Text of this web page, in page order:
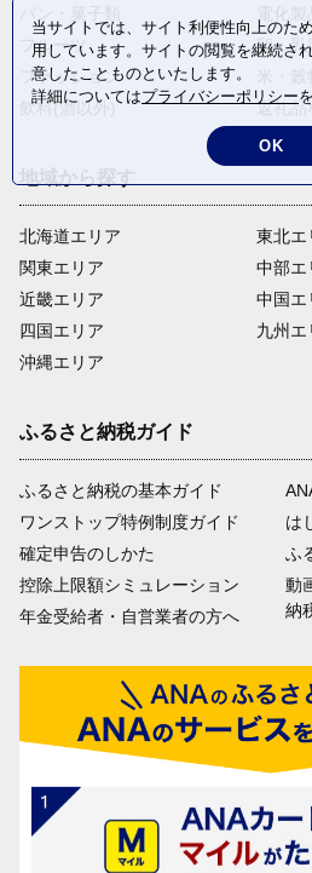
フルーツ
卵・乳
ファッション
飲料(酒以外)
返礼品
北海道エリア
関東エリア
近畿エリア
四国エリア
沖縄エリア
東北エ
中部エ
中国エ
九州エ
ふるさと納税ガイド
ふるさと納税の基本ガイド
ワンストップ特例制度ガイド
確定申告のしかた
控除上限額シミュレーション
年金受給者・自営業者の方へ
は
ふ
動
納
当サイトでは、サイト利便性向上のた
用しています。サイトの閲覧を継続さ
意したことものといたします。
詳細についてはプライバシーポリシー
OK